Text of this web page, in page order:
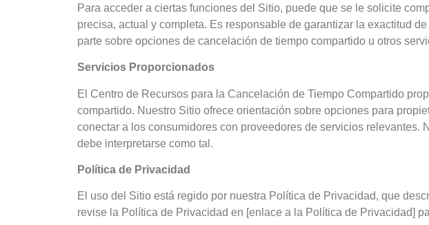
Para acceder a ciertas funciones del Sitio, puede que se le solicite
precisa, actual y completa. Es responsable de garantizar la exactitud
parte sobre opciones de cancelación de tiempo compartido u otros
Servicios Proporcionados
El Centro de Recursos para la Cancelación de Tiempo Compartido
compartido. Nuestro Sitio ofrece orientación sobre opciones para
conectar a los consumidores con proveedores de servicios
debe interpretarse como tal.
Política de Privacidad
El uso del Sitio está regido por nuestra Política de Privacidad, que
revise la Política de Privacidad en [enlace a la Política de Privacidad]